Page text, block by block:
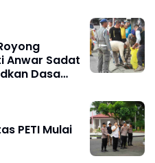
Anwar Sadat
Dasa
PETI Mulai